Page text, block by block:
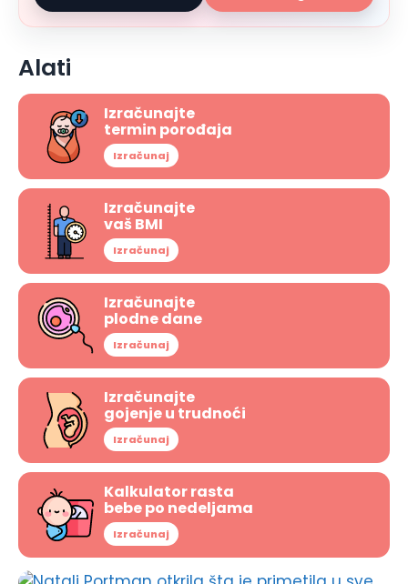
Alati
Izračunajte
termin porođaja
Izračunaj
Izračunajte
vaš BMI
Izračunaj
Izračunajte
plodne dane
Izračunaj
Izračunajte
gojenje u trudnoći
Izračunaj
Kalkulator rasta
bebe po nedeljama
Izračunaj